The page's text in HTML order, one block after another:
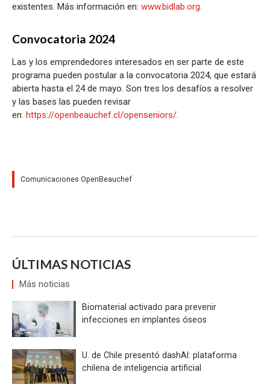
existentes. Más información en: www.bidlab.org.
Convocatoria 2024
Las y los emprendedores interesados en ser parte de este
programa pueden postular a la convocatoria 2024, que estará
abierta hasta el 24 de mayo. Son tres los desafíos a resolver
y las bases las pueden revisar
en: https://openbeauchef.cl/openseniors/.
Comunicaciones OpenBeauchef
ÚLTIMAS NOTICIAS
Más noticias
Biomaterial activado para prevenir
infecciones en implantes óseos
U. de Chile presentó dashAI: plataforma
chilena de inteligencia artificial